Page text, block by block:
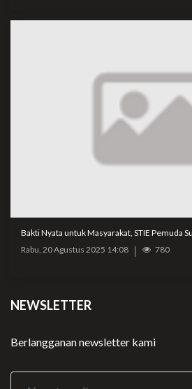
Bakti Nyata untuk Masyarakat, STIE Pemuda
Rabu, 20 Agustus 2025 14:08
780
NEWSLETTER
Berlangganan newsletter kami